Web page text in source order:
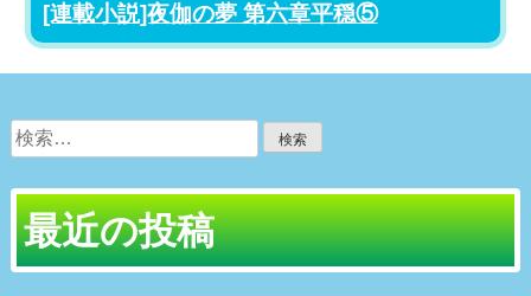
[連載小説]夜伽の夢 第六章平穏⑤
検
索:
最近の投稿